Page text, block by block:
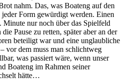
nahm. Das, was Boateng auf den
Form gewürdigt werden. Einen
Minute nur noch über das Spielfeld
Pause zu retten, später aber an der
beteiligt war und eine unglaubliche
vor dem muss man schlichtweg
was passiert wäre, wenn unser
Boateng im Rahmen seiner
hätte…